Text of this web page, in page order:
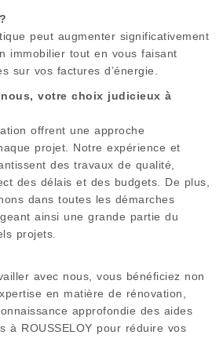
peut augmenter significativement
immobilier tout en vous faisant
sur vos factures d’énergie.
votre choix judicieux à
offrent une approche
projet. Notre expérience et
des travaux de qualité,
des délais et des budgets. De plus,
dans toutes les démarches
ainsi une grande partie du
projets.
avec nous, vous bénéficiez non
en matière de rénovation,
approfondie des aides
à ROUSSELOY pour réduire vos